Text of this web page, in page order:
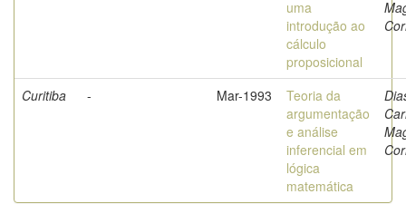
uma
introdução ao
cálculo
proposicional
Curitiba - Mar-1993
Teoria da
argumentação
e análise
inferencial em
lógica
matemática